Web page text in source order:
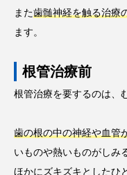
また歯髄神経を触る治療
ます。
根管治療前
根管治療を要するのは、
歯の根の中の神経や血管
いものや熱いものがしみ
ほかにズキズキとしたひ